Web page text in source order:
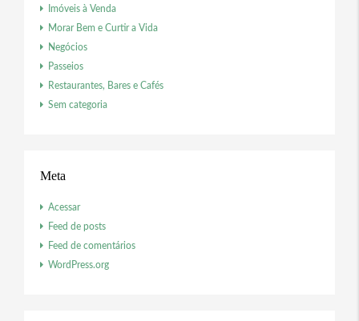
Imóveis à Venda
Morar Bem e Curtir a Vida
Negócios
Passeios
Restaurantes, Bares e Cafés
Sem categoria
Meta
Acessar
Feed de posts
Feed de comentários
WordPress.org